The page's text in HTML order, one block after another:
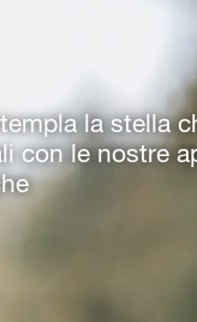
la stella
con le nostre